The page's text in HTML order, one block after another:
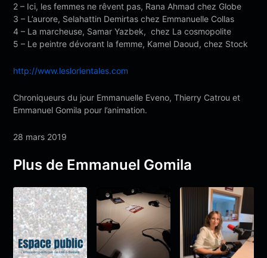
2 – Ici, les femmes ne rêvent pas, Rana Ahmad chez Globe
3 – L’aurore, Selahattin Demirtas chez Emmanuelle Collas
4 – La marcheuse, Samar Yazbek, chez La cosmopolite
5 – Le peintre dévorant la femme, Kamel Daoud, chez Stock
http://www.leslorientales.com
Chroniqueurs du jour Emmanuelle Eveno, Thierry Catrou et
Emmanuel Gomila pour l’animation.
28 mars 2019
Plus de Emmanuel Gomila